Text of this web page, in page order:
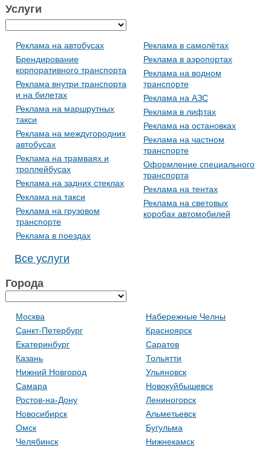
Услуги
Реклама на автобусах
Брендирование
корпоративного транспорта
Реклама внутри транспорта
и на билетах
Реклама на маршрутных
такси
Реклама на междугородних
автобусах
Реклама на трамваях и
троллейбусах
Реклама на задних стеклах
Реклама на такси
Реклама на грузовом
транспорте
Реклама в поездах
Реклама в самолётах
Реклама в аэропортах
Реклама на водном
транспорте
Реклама на АЗС
Реклама в лифтах
Реклама на остановках
Реклама на частном
транспорте
Оформление специального
транспорта
Реклама на тентах
Реклама на световых
коробах автомобилей
Все услуги
Города
Москва
Санкт-Петербург
Екатеринбург
Казань
Нижний Новгород
Самара
Ростов-на-Дону
Новосибирск
Омск
Челябинск
Набережные Челны
Красноярск
Саратов
Тольятти
Ульяновск
Новокуйбышевск
Лениногорск
Альметьевск
Бугульма
Нижнекамск